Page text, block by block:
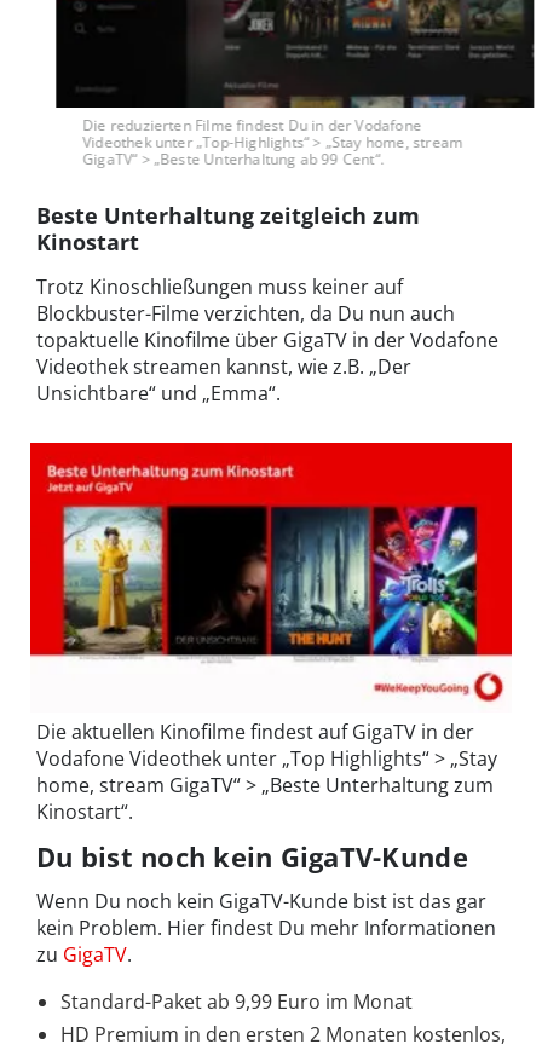
Die reduzierten Filme findest Du in der Vodafone
Videothek unter „Top-Highlights“ > „Stay home, stream
GigaTV“ > „Beste Unterhaltung ab 99 Cent“.
Beste Unterhaltung zeitgleich zum
Kinostart
Trotz Kinoschließungen muss keiner auf
Blockbuster-Filme verzichten, da Du nun auch
topaktuelle Kinofilme über GigaTV in der Vodafone
Videothek streamen kannst, wie z.B. „Der
Unsichtbare“ und „Emma“.
Die aktuellen Kinofilme findest auf GigaTV in der
Vodafone Videothek unter „Top Highlights“ > „Stay
home, stream GigaTV“ > „Beste Unterhaltung zum
Kinostart“.
Du bist noch kein GigaTV-Kunde
Wenn Du noch kein GigaTV-Kunde bist ist das gar
kein Problem. Hier findest Du mehr Informationen
zu GigaTV.
Standard-Paket ab 9,99 Euro im Monat
HD Premium in den ersten 2 Monaten kostenlos,